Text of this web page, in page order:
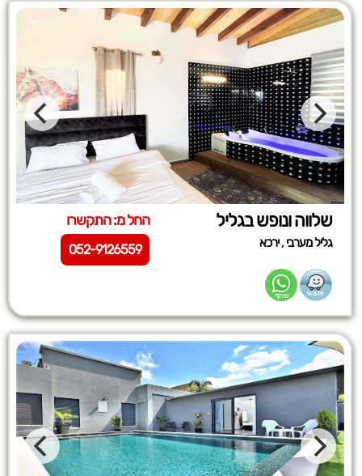
שלווה ונופש בגליל החל מ: התקשרו
גליל מערבי ,ירכא 052-9126559